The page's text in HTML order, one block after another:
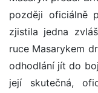
později oficiálně
zjistila jedna
ruce Masarykem
odhodlání jít do
její skutečná,